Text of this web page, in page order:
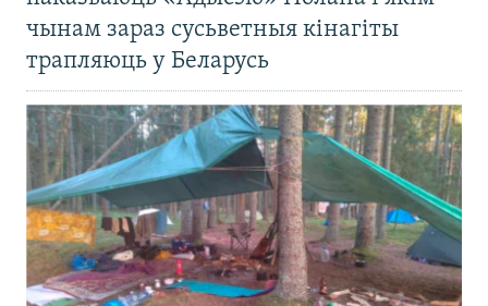
чынам зараз сусьветныя кінагіты
трапляюць у Беларусь